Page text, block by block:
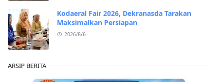
Kodaeral Fair 2026, Dekranasda Tarakan
Maksimalkan Persiapan
2026/8/6
ARSIP BERITA